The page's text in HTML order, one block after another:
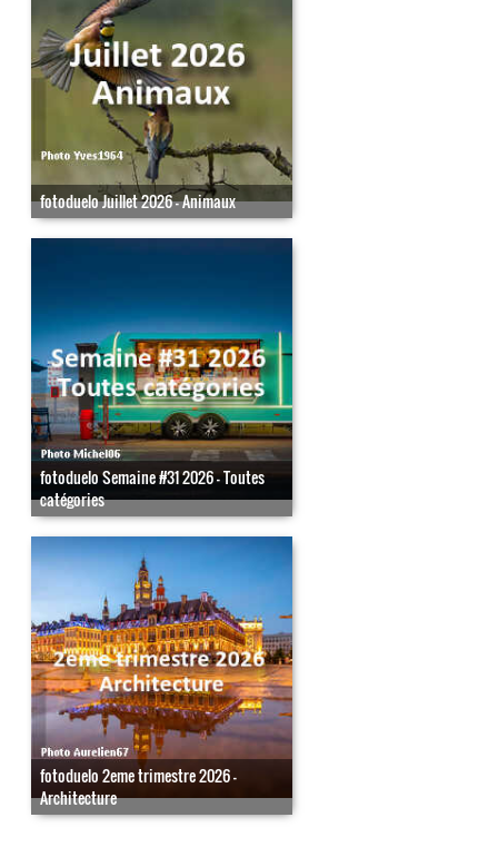
fotoduelo Juillet 2026 - Animaux
fotoduelo Semaine #31 2026 - Toutes
catégories
fotoduelo 2eme trimestre 2026 -
Architecture